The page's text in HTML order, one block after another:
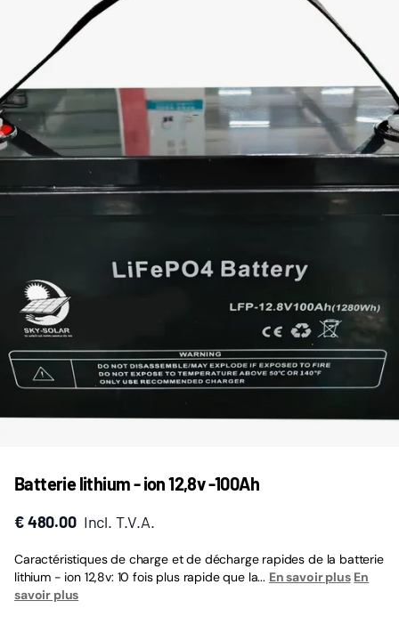
Batterie lithium - ion 12,8v -100Ah
€ 480.00 Incl. T.V.A.
Caractéristiques de charge et de décharge rapides de la batterie
lithium - ion 12,8v: 10 fois plus rapide que la... En savoir plus En
savoir plus